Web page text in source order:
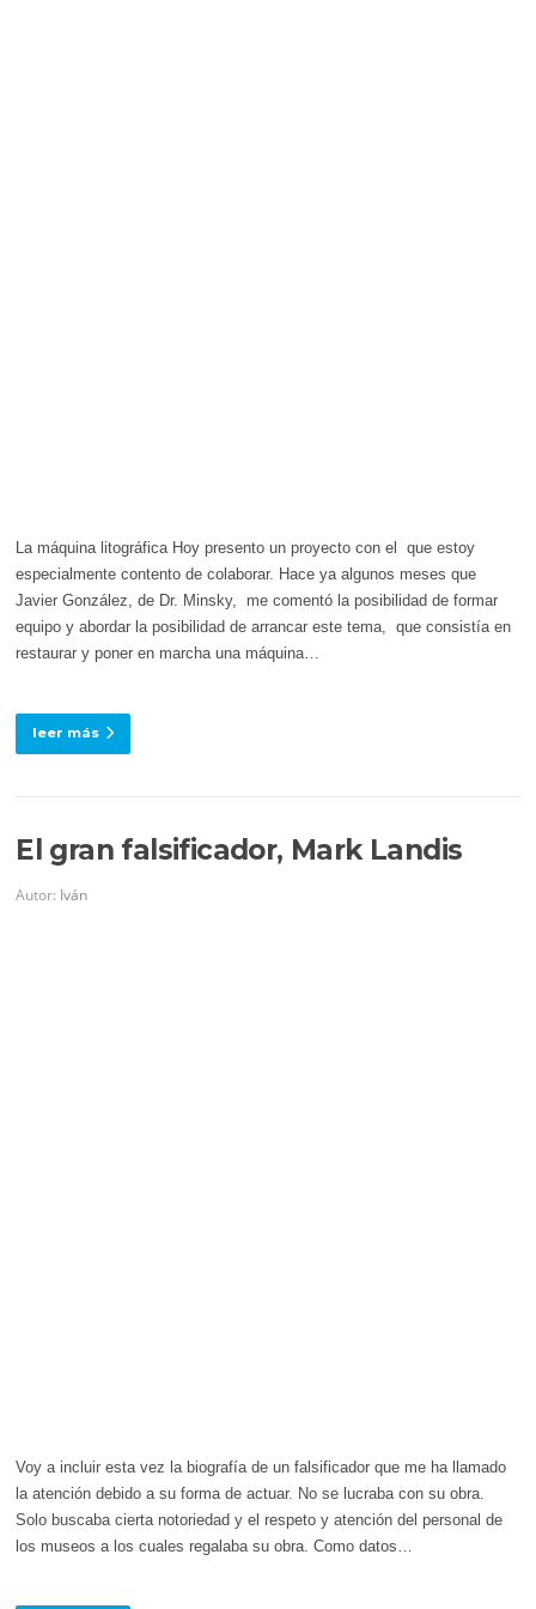
La máquina litográfica Hoy presento un proyecto con el que estoy
especialmente contento de colaborar. Hace ya algunos meses que
Javier González, de Dr. Minsky, me comentó la posibilidad de formar
equipo y abordar la posibilidad de arrancar este tema, que consistía en
restaurar y poner en marcha una máquina…
leer más
El gran falsificador, Mark Landis
Autor: Iván
Voy a incluir esta vez la biografía de un falsificador que me ha llamado
la atención debido a su forma de actuar. No se lucraba con su obra.
Solo buscaba cierta notoriedad y el respeto y atención del personal de
los museos a los cuales regalaba su obra. Como datos…